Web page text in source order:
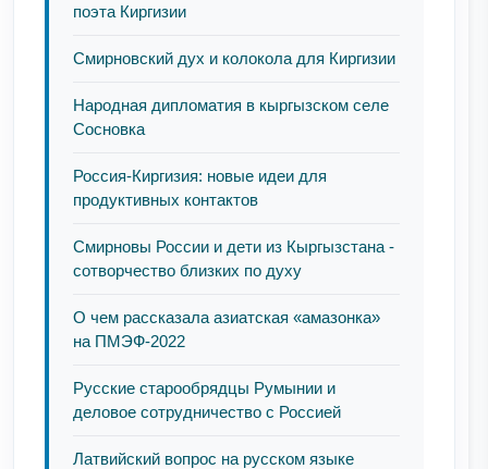
поэта Киргизии
Смирновский дух и колокола для Киргизии
Народная дипломатия в кыргызском селе
Сосновка
Россия-Киргизия: новые идеи для
продуктивных контактов
Смирновы России и дети из Кыргызстана -
сотворчество близких по духу
О чем рассказала азиатская «амазонка»
на ПМЭФ-2022
Русские старообрядцы Румынии и
деловое сотрудничество с Россией
Латвийский вопрос на русском языке